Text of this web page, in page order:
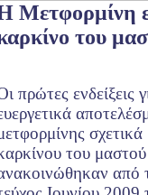
Μετφορμίνη
του
πρώτες ενδείξεις
του
από